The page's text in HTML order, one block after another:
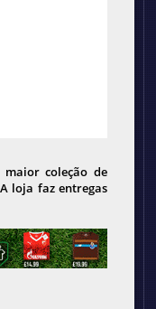
maior coleção de
loja faz entregas